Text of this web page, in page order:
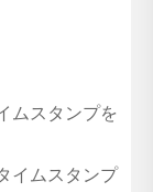
ムスタンプを
イムスタンプ